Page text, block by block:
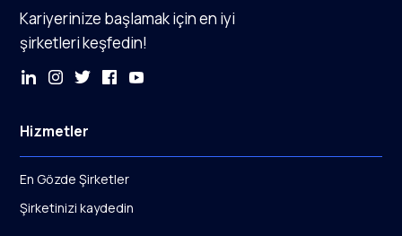
Kariyerinize başlamak için en iyi
şirketleri keşfedin!
Hizmetler
En Gözde Şirketler
Şirketinizi kaydedin